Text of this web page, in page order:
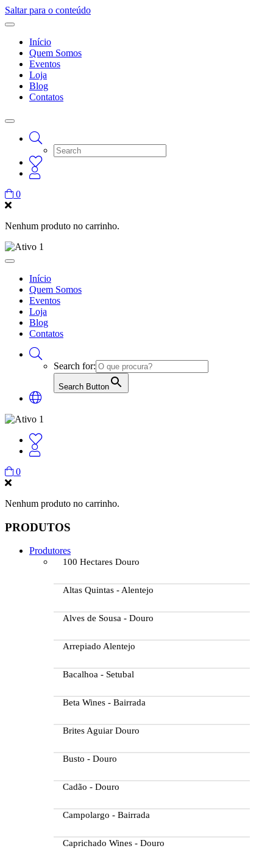
Saltar para o conteúdo
Início
Quem Somos
Eventos
Loja
Blog
Contatos
0
Nenhum produto no carrinho.
Início
Quem Somos
Eventos
Loja
Blog
Contatos
Search for:
Search Button
0
Nenhum produto no carrinho.
PRODUTOS
Produtores
100 Hectares Douro
Altas Quintas - Alentejo
Alves de Sousa - Douro
Arrepiado Alentejo
Bacalhoa - Setubal
Beta Wines - Bairrada
Brites Aguiar Douro
Busto - Douro
Cadão - Douro
Campolargo - Bairrada
Caprichado Wines - Douro